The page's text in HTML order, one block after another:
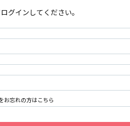
グインしてください。
お忘れの方はこちら